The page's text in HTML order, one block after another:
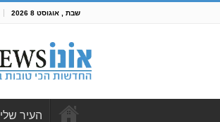
שבת , אוגוסט 8 2026
העיר שלי